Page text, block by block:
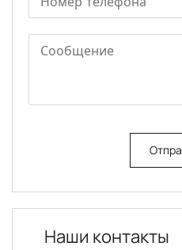
Наши контакты